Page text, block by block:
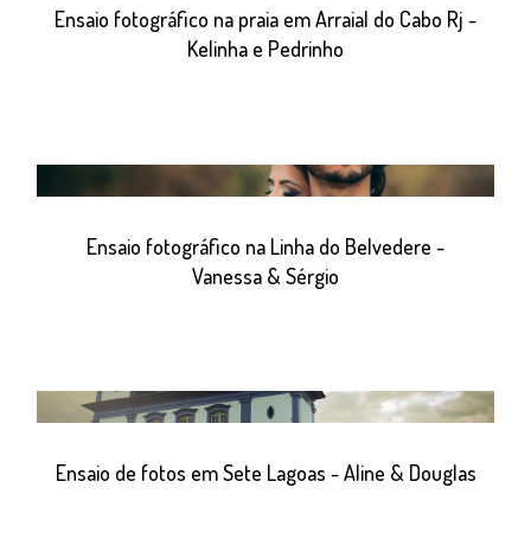
Ensaio fotográfico na praia em Arraial do Cabo Rj -
Kelinha e Pedrinho
Ensaio fotográfico na Linha do Belvedere -
Vanessa & Sérgio
Ensaio de fotos em Sete Lagoas - Aline & Douglas